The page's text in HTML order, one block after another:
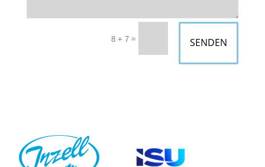
8 + 7 = SENDEN